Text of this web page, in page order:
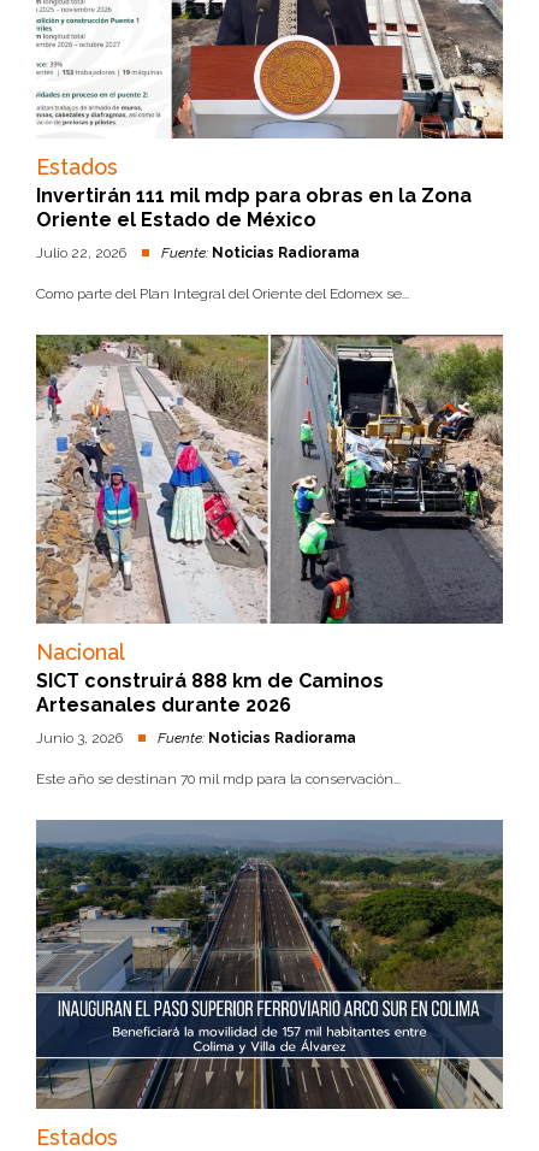
Estados
Invertirán 111 mil mdp para obras en la Zona
Oriente el Estado de México
Julio 22, 2026 Fuente: Noticias Radiorama
Como parte del Plan Integral del Oriente del Edomex se...
Nacional
SICT construirá 888 km de Caminos
Artesanales durante 2026
Junio 3, 2026 Fuente: Noticias Radiorama
Este año se destinan 70 mil mdp para la conservación...
Estados